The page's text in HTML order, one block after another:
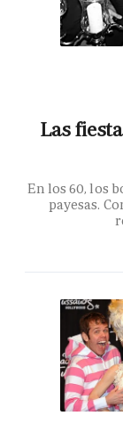
Las
En los 60, los
payesas.